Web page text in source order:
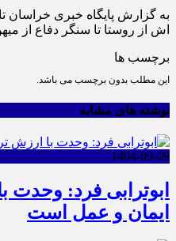
به گزارش پایگاه خبری خراسان
اش از روستا تا سنگر دفاع از
برچسب ها
این مطلب بدون برچسب می باشد.
نوشته های مشابه
1404-09-09
ابوترابی فرد:
ایمان و عمل است